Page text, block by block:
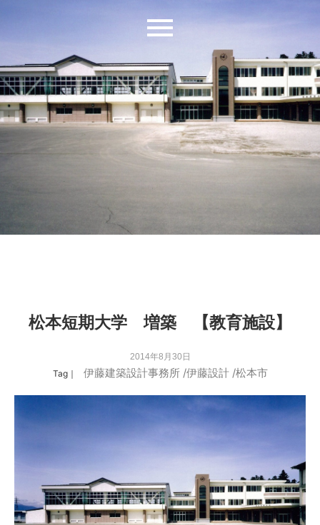
松本短期大学 増築 【教育施設】
2014年8月30日
Tag｜ 伊藤建築設計事務所/伊藤設計/松本市